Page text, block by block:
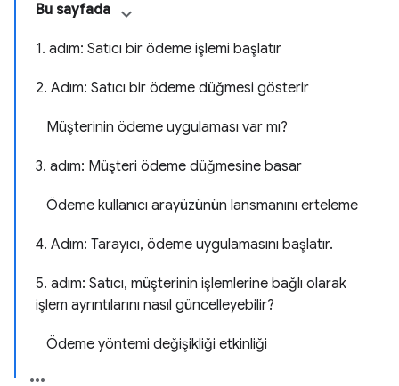
Bu sayfada
1. adım: Satıcı bir ödeme işlemi başlatır
2. Adım: Satıcı bir ödeme düğmesi gösterir
Müşterinin ödeme uygulaması var mı?
3. adım: Müşteri ödeme düğmesine basar
Ödeme kullanıcı arayüzünün lansmanını erteleme
4. Adım: Tarayıcı, ödeme uygulamasını başlatır.
5. adım: Satıcı, müşterinin işlemlerine bağlı olarak
işlem ayrıntılarını nasıl güncelleyebilir?
Ödeme yöntemi değişikliği etkinliği